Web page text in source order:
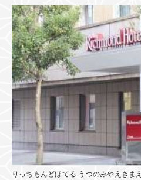
りっちもんどほてる うつのみやえきまえ